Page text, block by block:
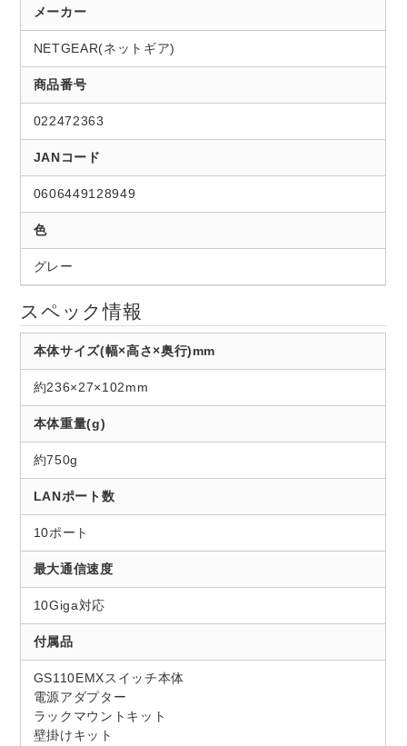
メーカー
NETGEAR(ネットギア)
商品番号
022472363
JANコード
0606449128949
色
グレー
スペック情報
本体サイズ(幅×高さ×奥行)mm
約236×27×102mm
本体重量(g)
約750g
LANポート数
10ポート
最大通信速度
10Giga対応
付属品
GS110EMXスイッチ本体
電源アダプター
ラックマウントキット
壁掛けキット